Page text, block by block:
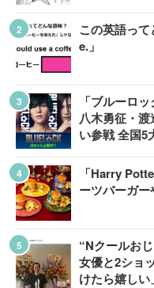
この英語っ
e.」
「ブルーロ
八木勇征・
い参戦 全国5
「Harry
ーツバーガ
“Nクールお
女優と2ショ
けたら嬉しい